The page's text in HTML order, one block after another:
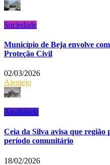
Sociedade
Município de Beja envolve
Proteção Civil
02/03/2026
Alentejo
Atualidade
Ceia da Silva avisa que
período comunitário
18/02/2026